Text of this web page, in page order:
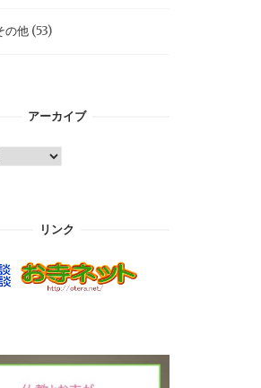
の他 (53)
アーカイブ
リンク